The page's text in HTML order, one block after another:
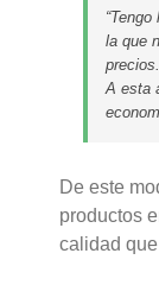
la que
A esta
De este
productos
calidad